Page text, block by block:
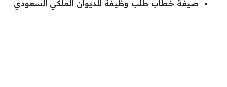
صيغة خطاب طلب وظيفة للديوان الملكي السعودي